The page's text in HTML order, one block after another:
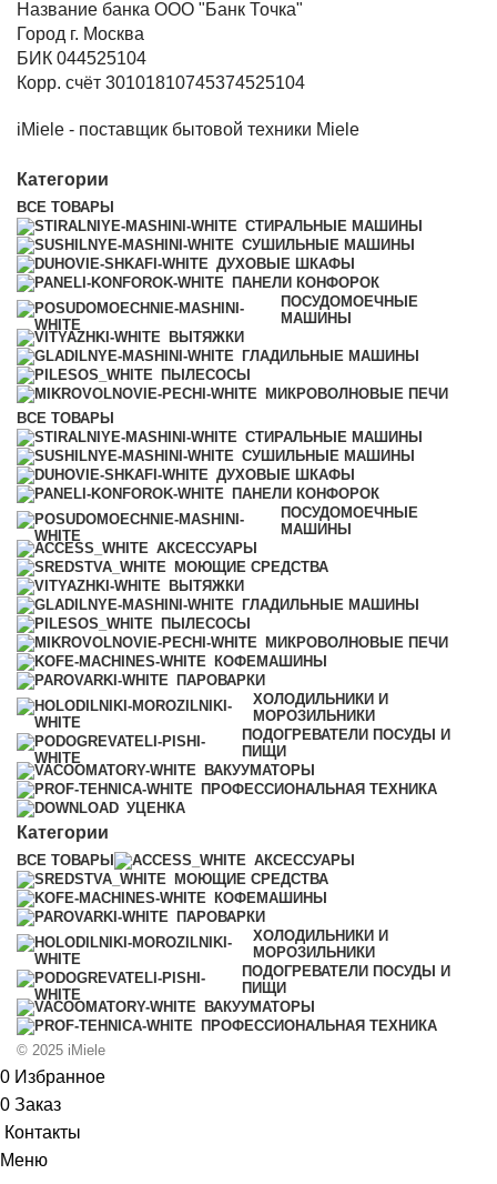
Название банка ООО "Банк Точка"
Город г. Москва
БИК 044525104
Корр. счёт 30101810745374525104
iMiele - поставщик бытовой техники Miele
Категории
ВСЕ ТОВАРЫ
СТИРАЛЬНЫЕ МАШИНЫ
СУШИЛЬНЫЕ МАШИНЫ
ДУХОВЫЕ ШКАФЫ
ПАНЕЛИ КОНФОРОК
ПОСУДОМОЕЧНЫЕ
МАШИНЫ
ВЫТЯЖКИ
ГЛАДИЛЬНЫЕ МАШИНЫ
ПЫЛЕСОСЫ
МИКРОВОЛНОВЫЕ ПЕЧИ
ВСЕ ТОВАРЫ
СТИРАЛЬНЫЕ МАШИНЫ
СУШИЛЬНЫЕ МАШИНЫ
ДУХОВЫЕ ШКАФЫ
ПАНЕЛИ КОНФОРОК
ПОСУДОМОЕЧНЫЕ
МАШИНЫ
АКСЕССУАРЫ
МОЮЩИЕ СРЕДСТВА
ВЫТЯЖКИ
ГЛАДИЛЬНЫЕ МАШИНЫ
ПЫЛЕСОСЫ
МИКРОВОЛНОВЫЕ ПЕЧИ
КОФЕМАШИНЫ
ПАРОВАРКИ
ХОЛОДИЛЬНИКИ И
МОРОЗИЛЬНИКИ
ПОДОГРЕВАТЕЛИ ПОСУДЫ И
ПИЩИ
ВАКУУМАТОРЫ
ПРОФЕССИОНАЛЬНАЯ ТЕХНИКА
УЦЕНКА
Категории
ВСЕ ТОВАРЫ
АКСЕССУАРЫ
МОЮЩИЕ СРЕДСТВА
КОФЕМАШИНЫ
ПАРОВАРКИ
ХОЛОДИЛЬНИКИ И
МОРОЗИЛЬНИКИ
ПОДОГРЕВАТЕЛИ ПОСУДЫ И
ПИЩИ
ВАКУУМАТОРЫ
ПРОФЕССИОНАЛЬНАЯ ТЕХНИКА
© 2025 iMiele
0 Избранное
0 Заказ
Контакты
Меню